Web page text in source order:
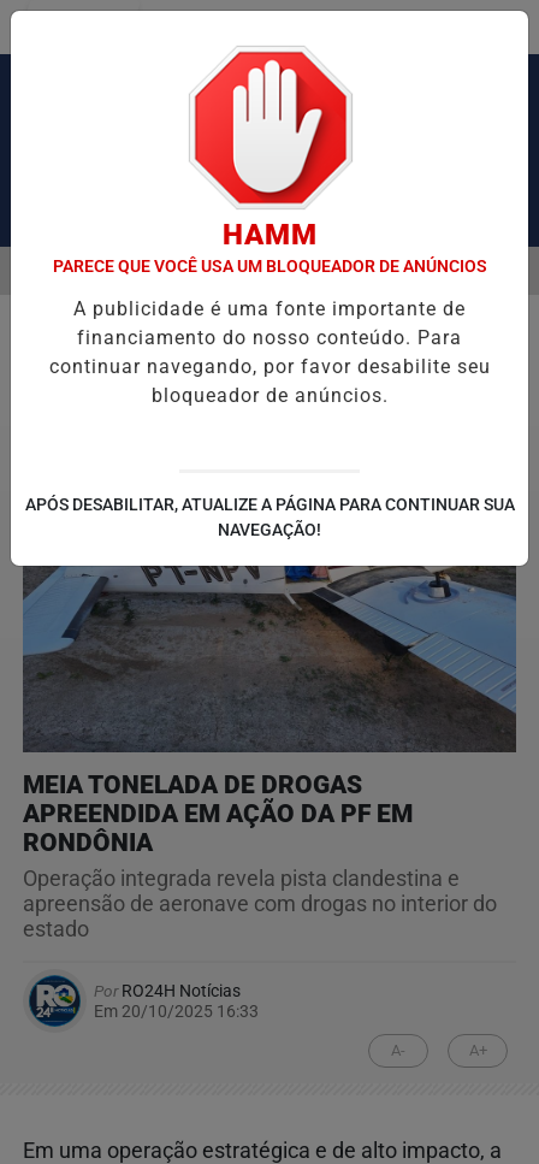
Pesquisar Notícia
CONGESTIONAMENTO DE MAIS DE 2 MIL KM OPERAÇÃO DA
EM ALTA
MENU
Policial
MEIA TONELADA DE DROGAS
APREENDIDA EM AÇÃO DA PF EM
RONDÔNIA
Operação integrada revela pista clandestina e
apreensão de aeronave com drogas no interior do
estado
PorRO24H Notícias
Em 20/10/2025 16:33
A- A+
Em uma operação estratégica e de alto impacto, a
HAMM
PARECE QUE VOCÊ USA UM BLOQUEADOR DE ANÚNCIOS
A publicidade é uma fonte importante de
financiamento do nosso conteúdo. Para
continuar navegando, por favor desabilite seu
bloqueador de anúncios.
APÓS DESABILITAR, ATUALIZE A PÁGINA PARA CONTINUAR SUA
NAVEGAÇÃO!